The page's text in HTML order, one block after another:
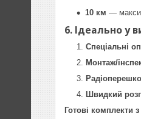
10 км —
6. Ідеально у
Спеціальні
Монтаж/
Швидкий
Готові комплекти